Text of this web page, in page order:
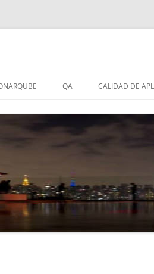
contenido
SONARQUBE – COBOL
SONARQUBE – PL/SQL
QA CALIDAD DE